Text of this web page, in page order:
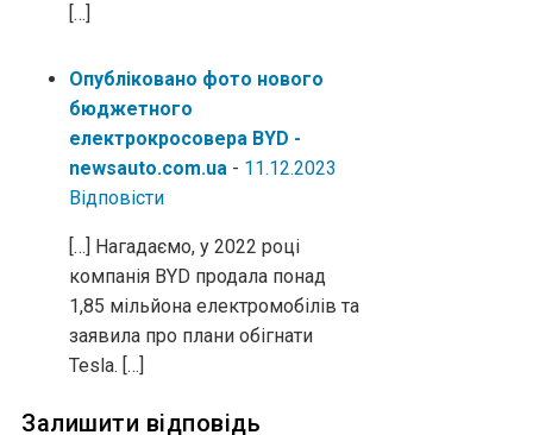
[…]
Опубліковано фото нового
бюджетного
електрокросовера BYD -
newsauto.com.ua - 11.12.2023
Відповіcти
[…] Нагадаємо, у 2022 році
компанія BYD продала понад
1,85 мільйона електромобілів та
заявила про плани обігнати
Tesla. […]
Залишити відповідь